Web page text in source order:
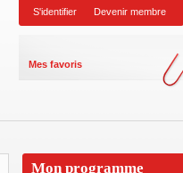
S'identifier Devenir membre
Mes favoris
Mon programme